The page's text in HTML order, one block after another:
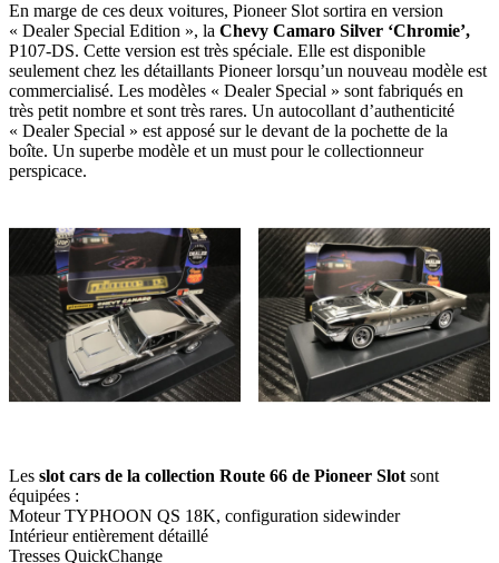
En marge de ces deux voitures, Pioneer Slot sortira en version
« Dealer Special Edition », la Chevy Camaro Silver ‘Chromie’,
P107-DS. Cette version est très spéciale. Elle est disponible
seulement chez les détaillants Pioneer lorsqu’un nouveau modèle est
commercialisé. Les modèles « Dealer Special » sont fabriqués en
très petit nombre et sont très rares. Un autocollant d’authenticité
« Dealer Special » est apposé sur le devant de la pochette de la
boîte. Un superbe modèle et un must pour le collectionneur
perspicace.
Les slot cars de la collection Route 66 de Pioneer Slot sont
équipées :
Moteur TYPHOON QS 18K, configuration sidewinder
Intérieur entièrement détaillé
Tresses QuickChange